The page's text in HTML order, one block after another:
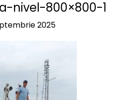
nivel-800×800-1
2025